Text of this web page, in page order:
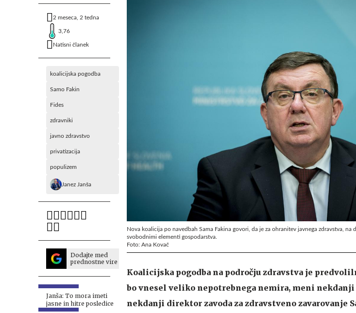
2 meseca, 2 tedna
3,76
Natisni članek
koalicijska pogodba
Samo Fakin
Fides
zdravniki
javno zdravstvo
privatizacija
populizem
Janez Janša
Dodajte med
prednostne vire
Janša: To mora imeti
jasne in hitre posledice
Nova koalicija po navedbah Sama Fakina govori, da je za ohranitev javnega zdravstva, na
svobodnimi elementi gospodarstva.
Foto: Ana Kovač
Koalicijska pogodba na področju zdravstva je
bo vnesel veliko nepotrebnega nemira, meni
nekdanji direktor zavoda za zdravstveno zavarovanje